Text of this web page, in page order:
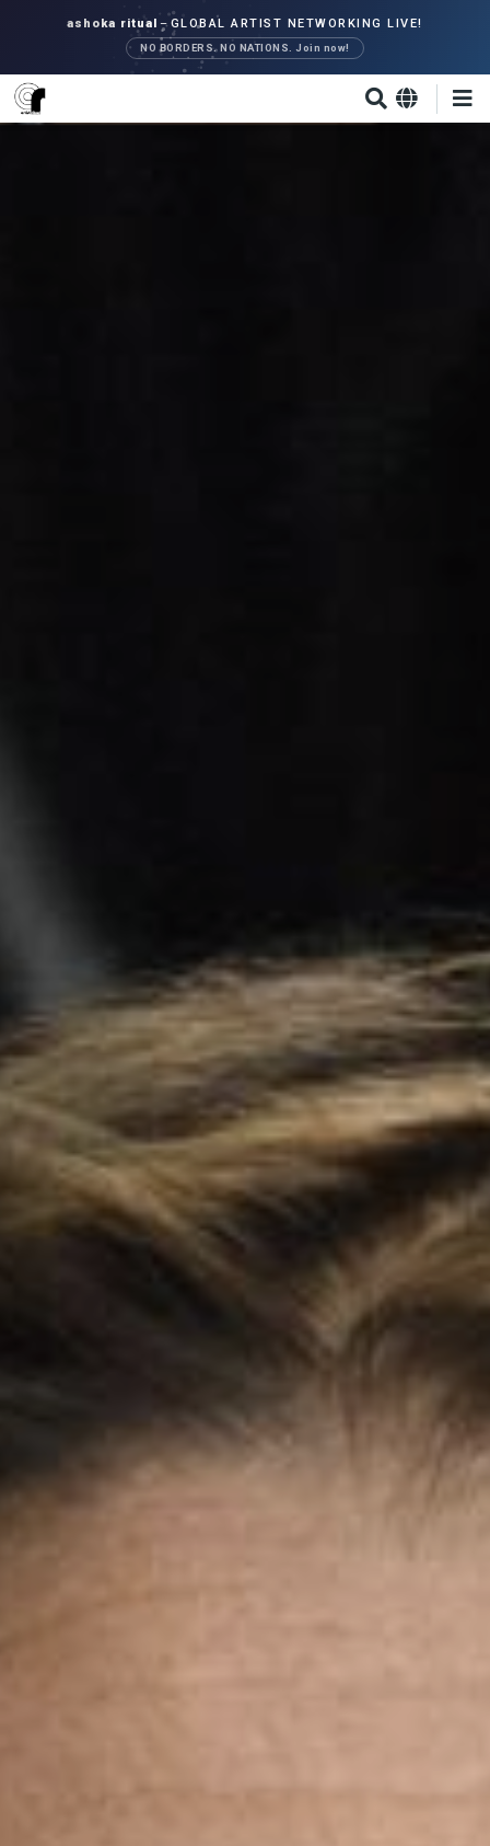
zum
Inhalt
ashoka ritual – GLOBAL ARTIST NETWORKING LIVE!
NO BORDERS. NO NATIONS. Join now!